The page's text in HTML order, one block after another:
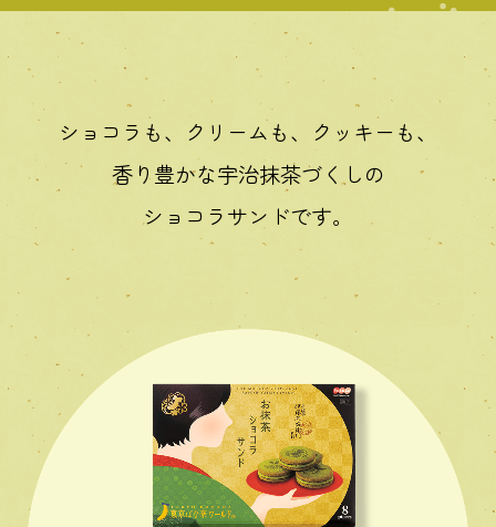
ショコラも、クリームも、クッキーも、
香り豊かな宇治抹茶づくしの
ショコラサンドです。